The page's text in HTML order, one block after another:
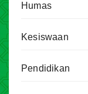
Humas
Kesiswaan
Pendidikan